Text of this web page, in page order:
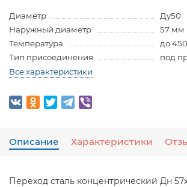
Диаметр
Ду50
Наружный диаметр
57 мм
Температура
до
Тип присоединения
под
Все характеристики
Описание Характеристики
Переход сталь концентрический Дн